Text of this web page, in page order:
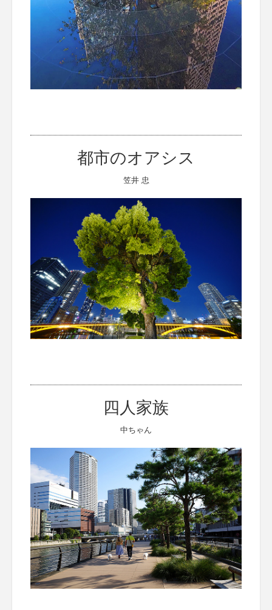
都市のオアシス
笠井 忠
四人家族
中ちゃん